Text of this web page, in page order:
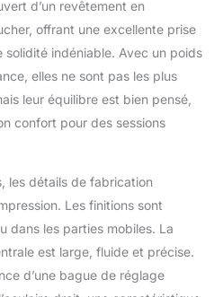
des couleurs. Le
revêtement XPL vous
offre une protection
supplémentaire contre la
saleté, l'huile et les
rayures. Le châssis en
métallique tout en
réduisant le poids
jusqu'à 35 %. Couvert
Unconditional
d’un revêtement en
offrant une excellente prise
solidité indéniable. Avec un poids
elles ne sont pas les plus
leur équilibre est bien pensé,
confort pour des sessions
les détails de fabrication
Les finitions sont
dans les parties mobiles. La
est large, fluide et précise.
d’une bague de réglage